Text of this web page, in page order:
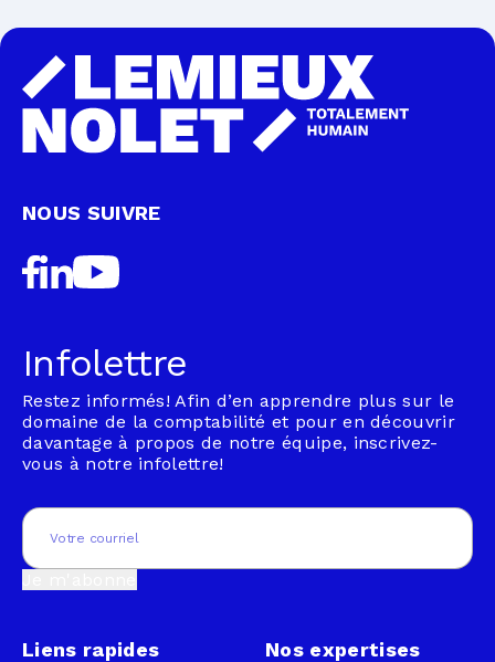
NOUS SUIVRE
Infolettre
Restez informés! Afin d’en apprendre plus sur le
domaine de la comptabilité et pour en découvrir
davantage à propos de notre équipe, inscrivez-
vous à notre infolettre!
Email
Liens rapides Nos expertises